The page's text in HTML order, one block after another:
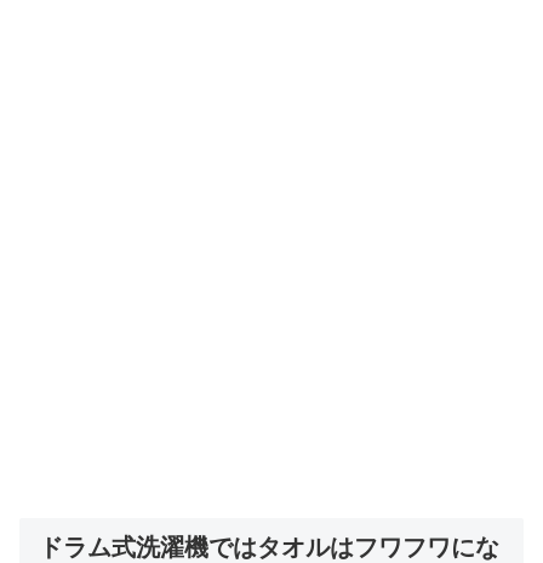
ドラム式洗濯機ではタオルはフワフワにな